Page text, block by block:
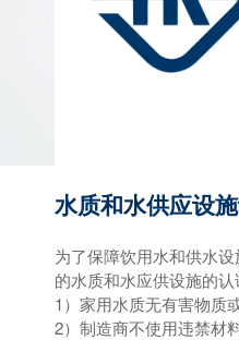
水质和水供应设
为了保障饮用水和供水
的水质和水应供设施的
1）家用水质无有害物质
2）制造商不使用违禁材